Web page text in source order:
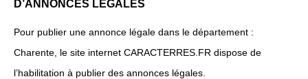
D’ANNONCES LEGALES
Pour publier une annonce légale dans le département :
Charente, le site internet CARACTERRES.FR dispose de
l’habilitation à publier des annonces légales.